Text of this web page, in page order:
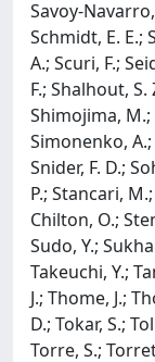
Savoy-
Schmidt, E. E.;
A.; Scuri, F.;
F.; Shalhout, S.
Shimojima, M.;
Simonenko, A.;
Snider, F. D.;
P.; Stancari,
Chilton, O.;
Sudo, Y.;
Takeuchi, Y.;
J.; Thome, J.;
D.; Tokar, S.;
Torre, S.;